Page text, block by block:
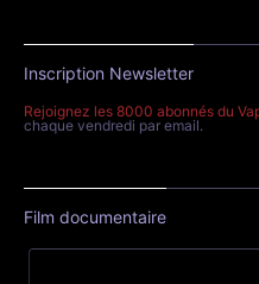
Inscription Newsletter
Rejoignez les 8000 abonnés du
chaque vendredi par email.
Film documentaire